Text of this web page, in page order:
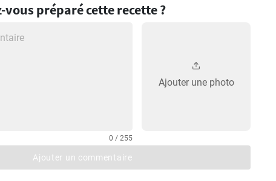
vous préparé cette recette ?
0 / 255
Ajouter une photo
Ajouter un commentaire